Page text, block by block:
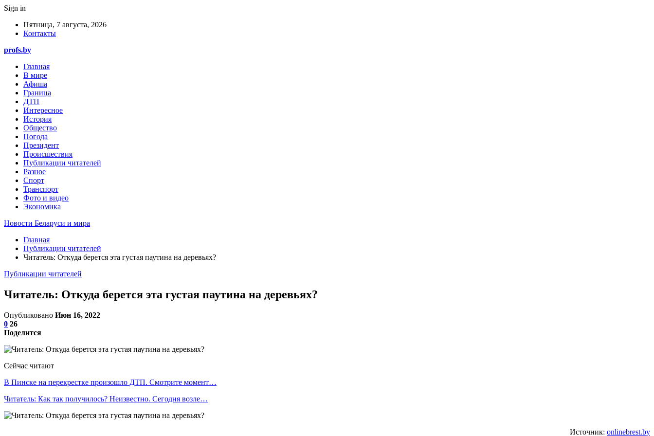
Sign in
Пятница, 7 августа, 2026
Контакты
profs.by
Главная
В мире
Афиша
Граница
ДТП
Интересное
История
Общество
Погода
Президент
Происшествия
Публикации читателей
Разное
Спорт
Транспорт
Фото и видео
Экономика
Новости Беларуси и мира
Главная
Публикации читателей
Читатель: Откуда берется эта густая паутина на деревьях?
Публикации читателей
Читатель: Откуда берется эта густая паутина на деревьях?
Опубликовано Июн 16, 2022
0 26
Поделится
Сейчас читают
В Пинске на перекрестке произошло ДТП. Смотрите момент…
Читатель: Как так получилось? Неизвестно. Сегодня возле…
Источник: onlinebrest.by